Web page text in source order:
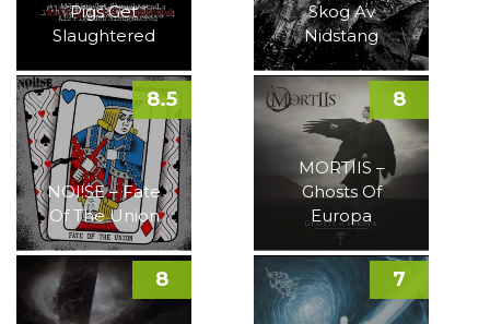
Pigs Get
Slaughtered
Skog Av
Nidstang
NOI!SE – Fate
Of The Union
8.5
MORTIIS –
Ghosts Of
Europa
8
8 7